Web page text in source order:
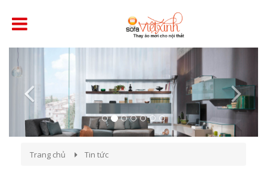
Previous
Trang chủ Tin tức